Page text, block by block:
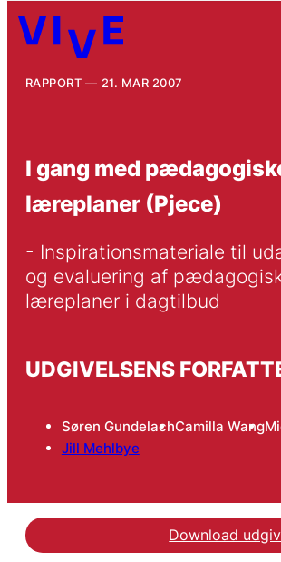
RAPPORT 21. MAR 2007
I gang med
læreplaner (Pjece)
- Inspirationsmateriale til
og evaluering af
læreplaner i dagtilbud
UDGIVELSENS
Søren GundelachCamilla Wang
Jill Mehlbye
Download